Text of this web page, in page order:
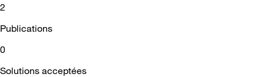
2
Publications
0
Solutions acceptées